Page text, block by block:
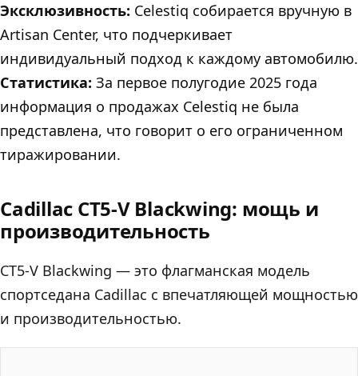
Эксклюзивность: Celestiq собирается вручную в
Artisan Center, что подчеркивает
индивидуальный подход к каждому автомобилю.
Статистика: За первое полугодие 2025 года
информация о продажах Celestiq не была
представлена, что говорит о его ограниченном
тиражировании.
Cadillac CT5-V Blackwing: мощь и
производительность
CT5-V Blackwing — это флагманская модель
спортседана Cadillac с впечатляющей мощностью
и производительностью.